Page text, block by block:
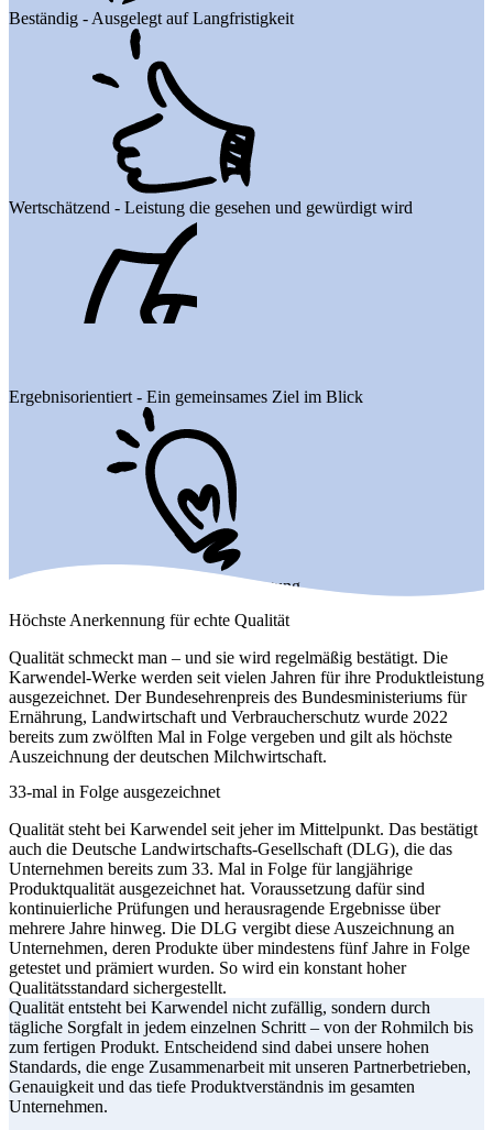
Beständig - Ausgelegt auf Langfristigkeit
Wertschätzend - Leistung die gesehen und gewürdigt wird
Ergebnisorientiert - Ein gemeinsames Ziel im Blick
Entwicklungsbereit - Immer in Bewegung
Höchste Anerkennung für echte Qualität
Qualität schmeckt man – und sie wird regelmäßig bestätigt. Die
Karwendel-Werke werden seit vielen Jahren für ihre Produktleistung
ausgezeichnet. Der Bundesehrenpreis des Bundesministeriums für
Ernährung, Landwirtschaft und Verbraucherschutz wurde 2022
bereits zum zwölften Mal in Folge vergeben und gilt als höchste
Auszeichnung der deutschen Milchwirtschaft.
33-mal in Folge ausgezeichnet
Qualität steht bei Karwendel seit jeher im Mittelpunkt. Das bestätigt
auch die Deutsche Landwirtschafts-Gesellschaft (DLG), die das
Unternehmen bereits zum 33. Mal in Folge für langjährige
Produktqualität ausgezeichnet hat. Voraussetzung dafür sind
kontinuierliche Prüfungen und herausragende Ergebnisse über
mehrere Jahre hinweg. Die DLG vergibt diese Auszeichnung an
Unternehmen, deren Produkte über mindestens fünf Jahre in Folge
getestet und prämiert wurden. So wird ein konstant hoher
Qualitätsstandard sichergestellt.
Qualität entsteht bei Karwendel nicht zufällig, sondern durch
tägliche Sorgfalt in jedem einzelnen Schritt – von der Rohmilch bis
zum fertigen Produkt. Entscheidend sind dabei unsere hohen
Standards, die enge Zusammenarbeit mit unseren Partnerbetrieben,
Genauigkeit und das tiefe Produktverständnis im gesamten
Unternehmen.